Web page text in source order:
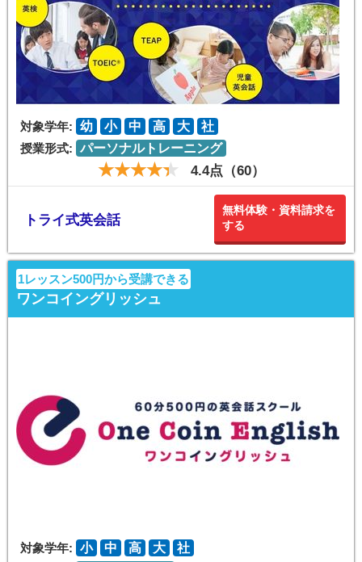
対象学年: 幼 小 中 高 大
社
授業形式: パーソナルトレーニング
4.4点（60）
トライ式英会話
無料体験・資料請求を
する
1レッスン500円から受講できる
ワンコイングリッシュ
対象学年: 小 中 高 大
社